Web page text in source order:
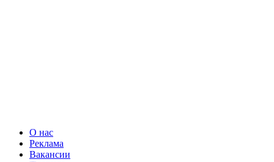
О нас
Реклама
Вакансии